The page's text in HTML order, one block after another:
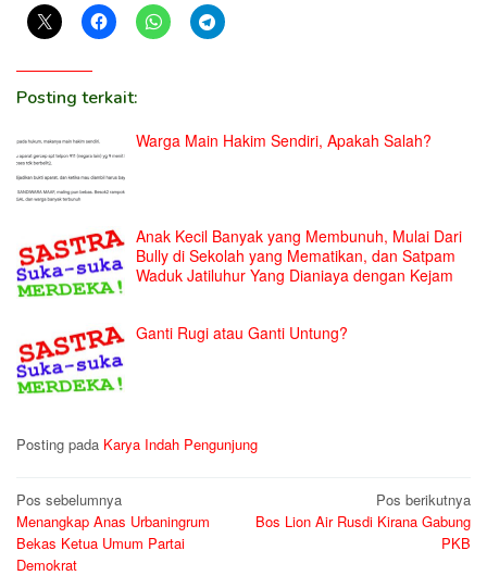
Posting terkait:
Warga Main Hakim Sendiri, Apakah Salah?
Anak Kecil Banyak yang Membunuh, Mulai Dari
Bully di Sekolah yang Mematikan, dan Satpam
Waduk Jatiluhur Yang Dianiaya dengan Kejam
Ganti Rugi atau Ganti Untung?
Posting pada Karya Indah Pengunjung
Navigasi
pos
Pos sebelumnya
Menangkap Anas Urbaningrum
Bekas Ketua Umum Partai
Demokrat
Pos berikutnya
Bos Lion Air Rusdi Kirana Gabung
PKB